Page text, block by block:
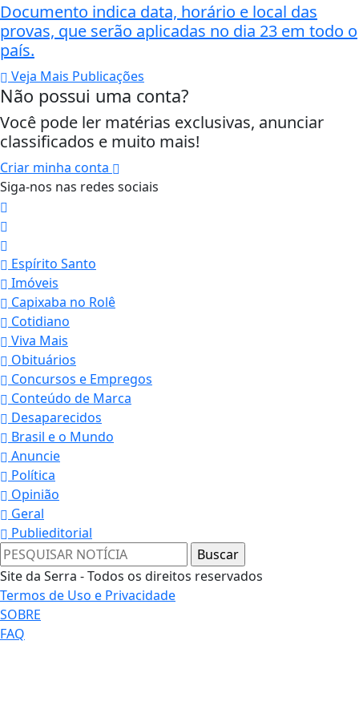
Documento indica data, horário e local das
provas, que serão aplicadas no dia 23 em todo o
país.
Veja Mais Publicações
Não possui uma conta?
Você pode ler matérias exclusivas, anunciar
classificados e muito mais!
Criar minha conta
Siga-nos nas redes sociais
Espírito Santo
Imóveis
Capixaba no Rolê
Cotidiano
Viva Mais
Obituários
Concursos e Empregos
Conteúdo de Marca
Desaparecidos
Brasil e o Mundo
Anuncie
Política
Opinião
Geral
Publieditorial
Site da Serra - Todos os direitos reservados
Termos de Uso e Privacidade
SOBRE
FAQ